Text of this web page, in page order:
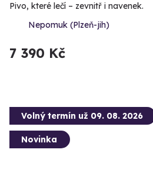
Pivo, které lečí – zevnitř i navenek.
Nepomuk (Plzeň-jih)
7 390 Kč
Volný termín už 09. 08. 2026
Novinka